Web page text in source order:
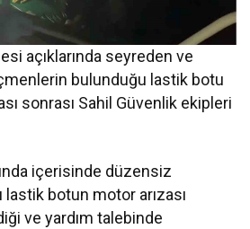
açıklarında seyreden ve
bulunduğu lastik botu
sonrası Sahil Güvenlik ekipleri
içerisinde düzensiz
botun motor arızası
ve yardım talebinde